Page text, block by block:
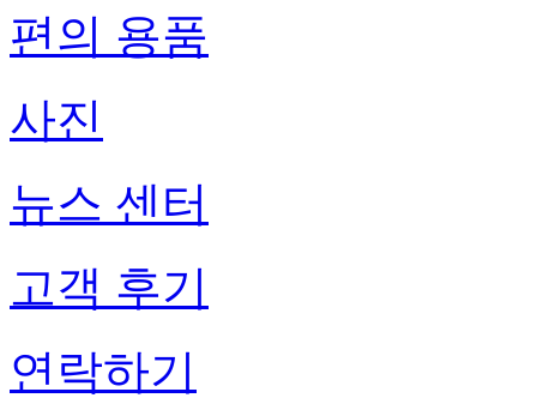
편의 용품
사진
뉴스 센터
고객 후기
연락하기